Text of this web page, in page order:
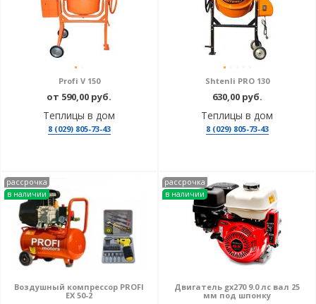
Profi V 150
от 590,00 руб.
Теплицы в дом
8 (029) 805-73-43
Shtenli PRO 130
630,00 руб.
Теплицы в дом
8 (029) 805-73-43
рассрочка
в наличии
Воздушный компрессор PROFI
EX 50-2
рассрочка
в наличии
Двигатель gx270 9.0 лс вал 25
мм под шпонку